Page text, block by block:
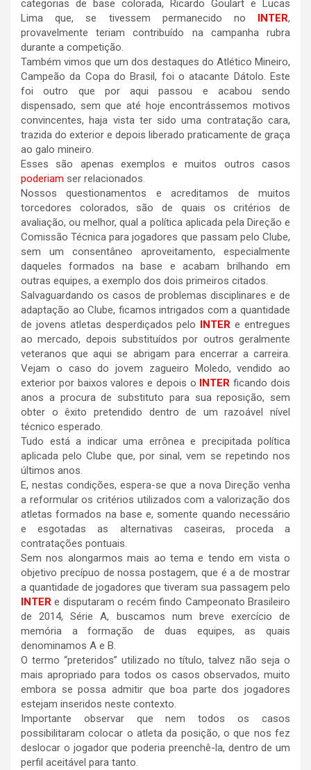
categorias de base colorada, Ricardo Goulart e Lucas
Lima que, se tivessem permanecido no INTER,
provavelmente teriam contribuído na campanha rubra
durante a competição.
​Também vimos que um dos destaques do Atlético Mineiro,
Campeão da Copa do Brasil, foi o atacante Dátolo. Este
foi outro que por aqui passou e acabou sendo
dispensado, sem que até hoje encontrássemos motivos
convincentes, haja vista ter sido uma contratação cara,
trazida do exterior e depois liberado praticamente de graça
ao galo mineiro.
​Esses são apenas exemplos e muitos outros casos
poderiam ser relacionados.
​Nossos questionamentos e acreditamos de muitos
torcedores colorados, são de quais os critérios de
avaliação, ou melhor, qual a política aplicada pela Direção e
Comissão Técnica para jogadores que passam pelo Clube,
sem um consentâneo aproveitamento, especialmente
daqueles formados na base e acabam brilhando em
outras equipes, a exemplo dos dois primeiros citados.
​Salvaguardando os casos de problemas disciplinares e de
adaptação ao Clube, ficamos intrigados com a quantidade
de jovens atletas desperdiçados pelo INTER e entregues
ao mercado, depois substituídos por outros geralmente
veteranos que aqui se abrigam para encerrar a carreira.
Vejam o caso do jovem zagueiro Moledo, vendido ao
exterior por baixos valores e depois o INTER ficando dois
anos a procura de substituto para sua reposição, sem
obter o êxito pretendido dentro de um razoável nível
técnico esperado.
​Tudo está a indicar uma errônea e precipitada política
aplicada pelo Clube que, por sinal, vem se repetindo nos
últimos anos.
​E, nestas condições, espera-se que a nova Direção venha
a reformular os critérios utilizados com a valorização dos
atletas formados na base e, somente quando necessário
e esgotadas as alternativas caseiras, proceda a
contratações pontuais.
​Sem nos alongarmos mais ao tema e tendo em vista o
objetivo precípuo de nossa postagem, que é a de mostrar
a quantidade de jogadores que tiveram sua passagem pelo
INTER e disputaram o recém findo Campeonato Brasileiro
de 2014, Série A, buscamos num breve exercício de
memória a formação de duas equipes, as quais
denominamos A e B.
O termo “preteridos” utilizado no título, talvez não seja o
mais apropriado para todos os casos observados, muito
embora se possa admitir que boa parte dos jogadores
estejam inseridos neste contexto.
​Importante observar que nem todos os casos
possibilitaram colocar o atleta da posição, o que nos fez
deslocar o jogador que poderia preenchê-la, dentro de um
perfil aceitável para tanto.